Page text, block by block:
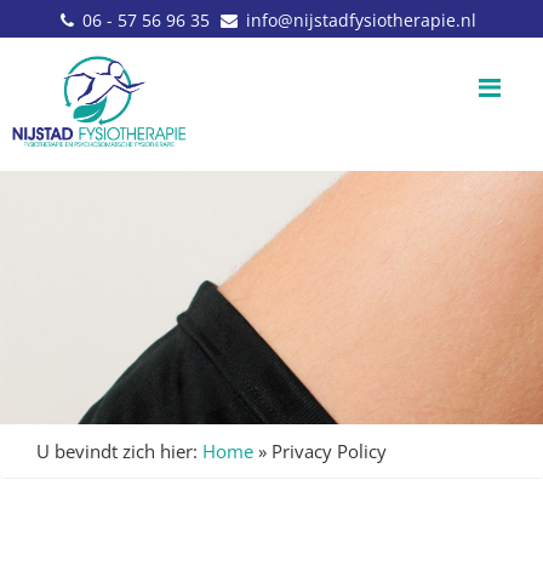
06 - 57 56 96 35 info@nijstadfysiotherapie.nl
U bevindt zich hier: Home » Privacy Policy